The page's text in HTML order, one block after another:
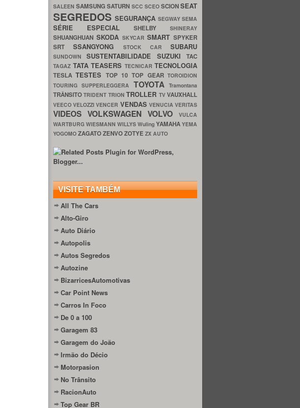
SALEENSAMSUNGSATURN SCC SCEO SCIONSEAT
SEGREDOSSEGURANÇA SEGWAYSEMA
SÉRIE ESPECIAL SHELBY SHINERAY
SHUANGHUAN SKODA SKYCARSMART SPYKER
SRTSSANGYONG STOCK CAR SUBARU
SUNDOWNSUSTENTABILIDADE SUZUKITAC
TAGAZ TATA TEASERS TECNICAR TECNOLOGIA
TESLATESTES TOP 10TOP GEARTOROIDION
TOURING SUPPERLEGGERA TOYOTATramontana
TRÂNSITOTRIDENT TRIONTROLLER TVVAUXHALL
VEECOVELOZZIVENCER VENDAS VENUCIAVERITAS
VIDEOS VOLKSWAGEN VOLVO
VULCA
WARTBURG WIESMANN WILLYS Wuling YAMAHA YEMA
YOGOMO ZAGATOZENVOZOTYE ZX AUTO
VISITE TAMBÉM
All The Cars
Alto-Giro
Auto Diário
Autopolis
Autos Segredos
Autozine
BizarricesAutomotivas
Car Point News
Carros In Foco
De 0 a 100
Garagem 83
Garagem do João
Irmão do Décio
Motorpasion
No Trânsito
RacionAuto
Top Gear BR